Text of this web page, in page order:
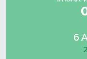
6
Son Dakika